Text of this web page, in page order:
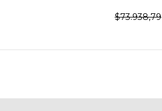
$73.938,79